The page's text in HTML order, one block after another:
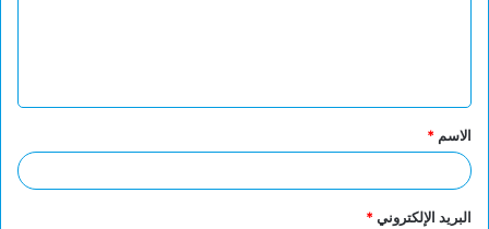
ق
*
الاسم *
البريد الإلكتروني*